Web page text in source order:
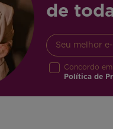
de
Concordo
Política de